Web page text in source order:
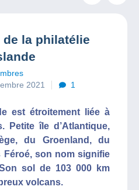
la philatélie
2021
1
est étroitement liée à
Petite île d’Atlantique,
du Groenland, du
Féroé, son nom signifie
sol de 103 000 km
volcans.